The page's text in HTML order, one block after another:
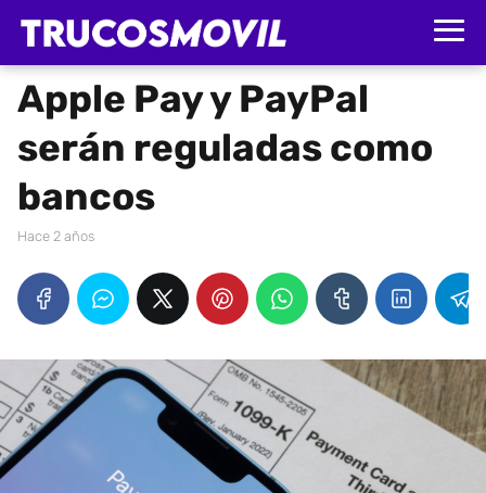
Apple Pay y PayPal
serán reguladas como
bancos
hace 2 años